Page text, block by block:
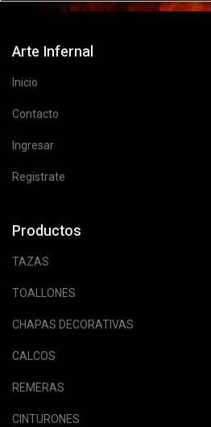
Arte Infernal
Inicio
Contacto
Ingresar
Registrate
Productos
TAZAS
TOALLONES
CHAPAS DECORATIVAS
CALCOS
REMERAS
CINTURONES